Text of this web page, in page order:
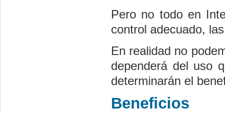
Pero no todo en
control adecuado,
En realidad no
dependerá del uso
determinarán el
Beneficios